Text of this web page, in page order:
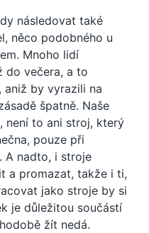
následovat také
něco podobného u
Mnoho lidí
do večera, a to
aniž by vyrazili na
špatně. Naše
není to ani stroj, který
pouze při
A nadto, i stroje
a promazat, takže i ti,
jako stroje by si
je důležitou součástí
žít nedá.